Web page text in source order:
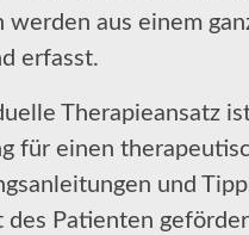
werden aus einem
erfasst.
Therapieansatz
für einen
und
des Patienten